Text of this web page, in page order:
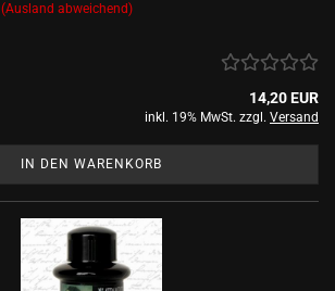
(Ausland abweichend)
14,20 EUR
inkl. 19% MwSt. zzgl. Versand
IN DEN WARENKORB